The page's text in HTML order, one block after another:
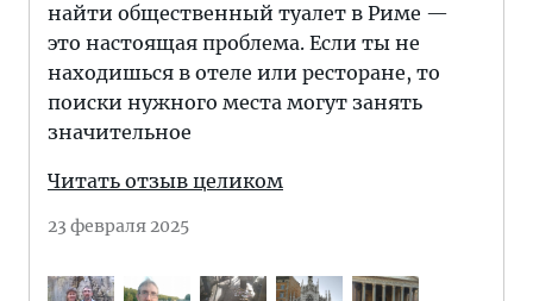
найти общественный туалет в Риме —
это настоящая проблема. Если ты не
находишься в отеле или ресторане, то
поиски нужного места могут занять
значительное
Читать отзыв целиком
23 февраля 2025